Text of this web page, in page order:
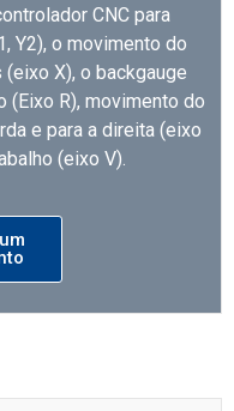
CNC para
Y2), o movimento do
X), o backgauge
(Eixo R), movimento do
e para a direita (eixo
(eixo V).